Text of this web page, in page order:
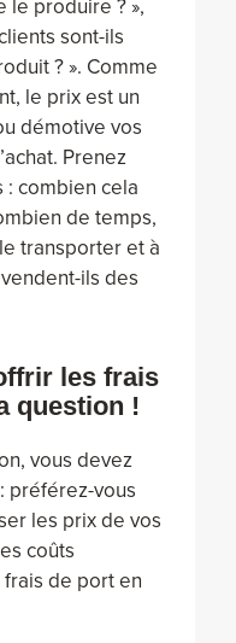
le produire ? »,
sont-ils
? ». Comme
le prix est un
démotive vos
Prenez
: combien cela
de temps,
transporter et à
ils des
les frais
question !
vous devez
préférez-vous
les prix de vos
coûts
de port en